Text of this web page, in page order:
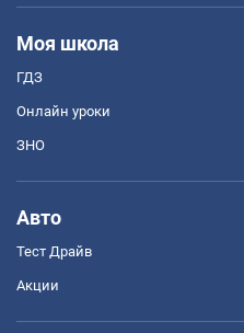
Моя школа
ГДЗ
Онлайн уроки
ЗНО
Авто
Тест Драйв
Акции